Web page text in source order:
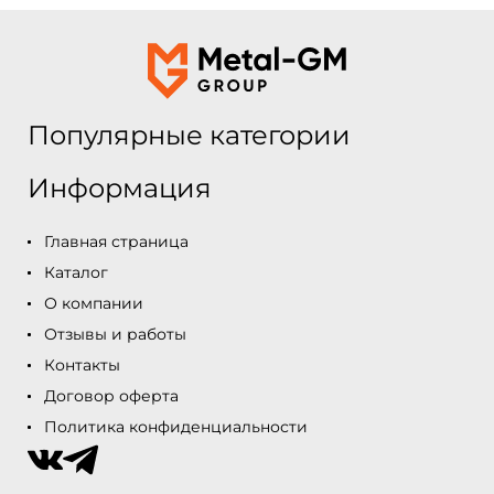
Популярные категории
Информация
Главная страница
Каталог
О компании
Отзывы и работы
Контакты
Договор оферта
Политика конфиденциальности